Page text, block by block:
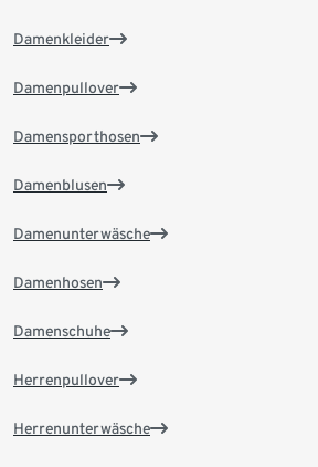
Damenkleider
Damenpullover
Damensporthosen
Damenblusen
Damenunterwäsche
Damenhosen
Damenschuhe
Herrenpullover
Herrenunterwäsche